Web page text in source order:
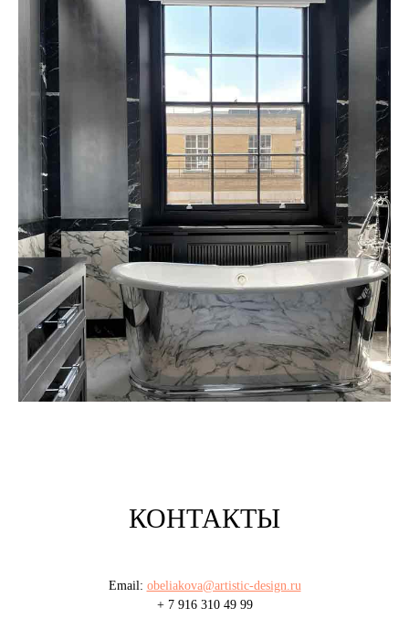
КОНТАКТЫ
Email: obeliakova@artistic-design.ru
+ 7 916 310 49 99